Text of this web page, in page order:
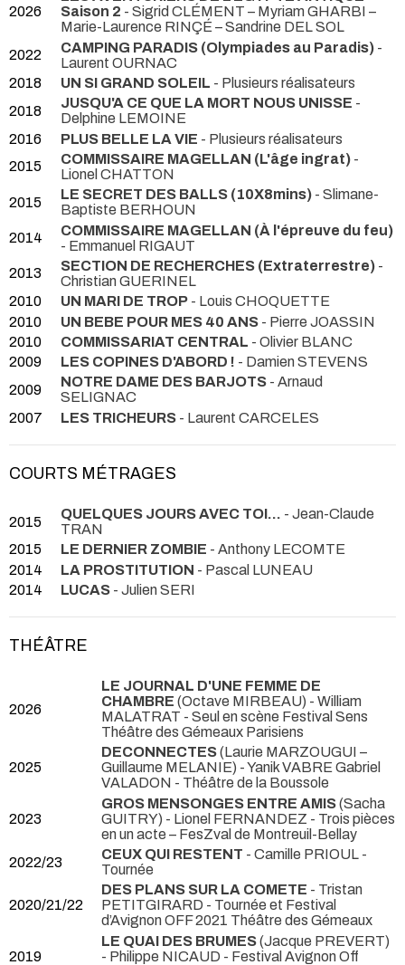
2026
Saison 2 - Sigrid CLÉMENT – Myriam GHARBI –
Marie-Laurence RINÇÉ – Sandrine DEL SOL
2022
CAMPING PARADIS (Olympiades au Paradis) -
Laurent OURNAC
2018
UN SI GRAND SOLEIL - Plusieurs réalisateurs
2018
JUSQU'A CE QUE LA MORT NOUS UNISSE -
Delphine LEMOINE
2016
PLUS BELLE LA VIE - Plusieurs réalisateurs
2015
COMMISSAIRE MAGELLAN (L'âge ingrat) -
Lionel CHATTON
2015
LE SECRET DES BALLS (10X8mins) - Slimane-
Baptiste BERHOUN
2014
COMMISSAIRE MAGELLAN (À l'épreuve du feu)
- Emmanuel RIGAUT
2013
SECTION DE RECHERCHES (Extraterrestre) -
Christian GUERINEL
2010
UN MARI DE TROP - Louis CHOQUETTE
2010
UN BEBE POUR MES 40 ANS - Pierre JOASSIN
2010
COMMISSARIAT CENTRAL - Olivier BLANC
2009
LES COPINES D'ABORD ! - Damien STEVENS
2009
NOTRE DAME DES BARJOTS - Arnaud
SELIGNAC
2007
LES TRICHEURS - Laurent CARCELES
COURTS MÉTRAGES
2015 QUELQUES JOURS AVEC TOI... - Jean-Claude
TRAN
2015
LE DERNIER ZOMBIE - Anthony LECOMTE
2014
LA PROSTITUTION - Pascal LUNEAU
2014
LUCAS - Julien SERI
THÉÂTRE
2026
LE JOURNAL D'UNE FEMME DE
CHAMBRE (Octave MIRBEAU) - William
MALATRAT - Seul en scène Festival Sens
Théâtre des Gémeaux Parisiens
2025
DECONNECTES(Laurie MARZOUGUI –
Guillaume MELANIE) - Yanik VABRE Gabriel
VALADON - Théâtre de la Boussole
2023
GROS MENSONGES ENTRE AMIS(Sacha
GUITRY) - Lionel FERNANDEZ - Trois pièces
en un acte – FesZval de Montreuil-Bellay
2022/23
CEUX QUI RESTENT - Camille PRIOUL -
Tournée
2020/21/22
DES PLANS SUR LA COMETE - Tristan
PETITGIRARD - Tournée et Festival
d’Avignon OFF 2021 Théâtre des Gémeaux
2019
LE QUAI DES BRUMES(Jacque PREVERT)
- Philippe NICAUD - Festival Avignon Off